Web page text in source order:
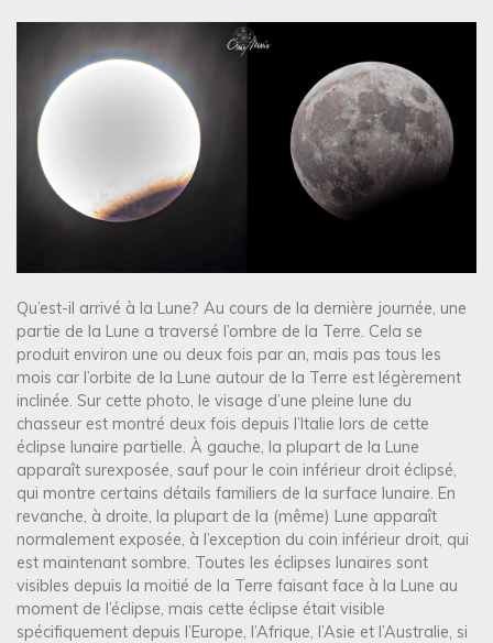
Qu’est-il arrivé à la Lune? Au cours de la dernière journée, une
partie de la Lune a traversé l’ombre de la Terre. Cela se
produit environ une ou deux fois par an, mais pas tous les
mois car l’orbite de la Lune autour de la Terre est légèrement
inclinée. Sur cette photo, le visage d’une pleine lune du
chasseur est montré deux fois depuis l’Italie lors de cette
éclipse lunaire partielle. À gauche, la plupart de la Lune
apparaît surexposée, sauf pour le coin inférieur droit éclipsé,
qui montre certains détails familiers de la surface lunaire. En
revanche, à droite, la plupart de la (même) Lune apparaît
normalement exposée, à l’exception du coin inférieur droit, qui
est maintenant sombre. Toutes les éclipses lunaires sont
visibles depuis la moitié de la Terre faisant face à la Lune au
moment de l’éclipse, mais cette éclipse était visible
spécifiquement depuis l’Europe, l’Afrique, l’Asie et l’Australie, si